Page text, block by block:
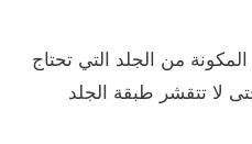
من الجلد التي تحتاج
تتقشر طبقة الجلد